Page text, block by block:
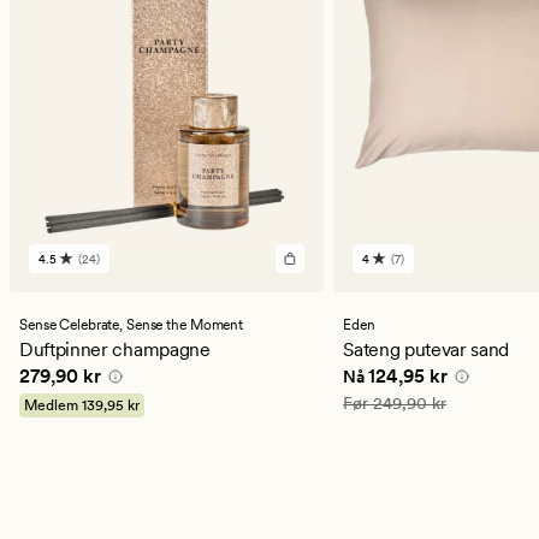
24
en
gjennomsnittlig
vurdering
på
4.5
4.5 (24)
Sense Celebrate, Sense the Moment
Duftpinner champagne
Pris 279,90 kr
279,90 kr
Medlem 139,95 kr
7
en
gjennomsnittlig
vurdering
på
4
4 (7)
Eden
Sateng putevar sand
Nåværende pris
Nå124,95 kr
Vanlig pris 249,90 kr
Før249,90 kr